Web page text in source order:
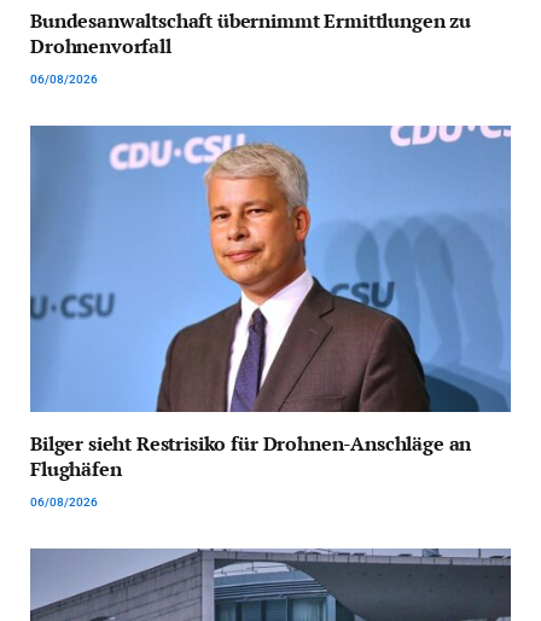
Bundesanwaltschaft übernimmt Ermittlungen zu
Drohnenvorfall
06/08/2026
Bilger sieht Restrisiko für Drohnen-Anschläge an
Flughäfen
06/08/2026